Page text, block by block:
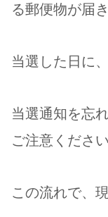
る郵便物が届き
当選した日に、
当選通知を忘
ご注意ください
この流れで、